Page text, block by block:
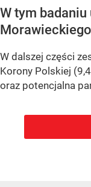
W tym
W dalszej części
Korony Polskiej
oraz potencjalna